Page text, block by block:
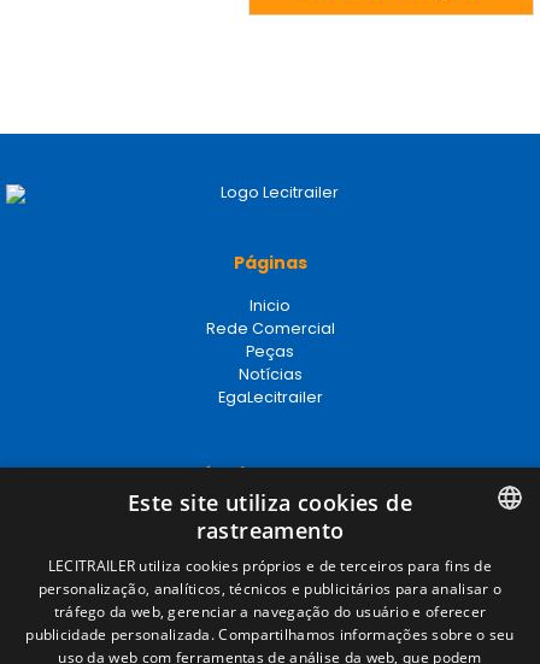
Páginas
Inicio
Rede Comercial
Peças
Notícias
EgaLecitrailer
Términos legales
Aviso legal
Política de privacidade
Política de cookies
Condições Gerais de Venda
Gerenciar cookies
SPANISH
ENGLISH
FRENCH
Este site utiliza cookies de
rastreamento
LECITRAILER utiliza cookies próprios e de terceiros para fins de
personalização, analíticos, técnicos e publicitários para analisar o
tráfego da web, gerenciar a navegação do usuário e oferecer
publicidade personalizada. Compartilhamos informações sobre o seu
uso da web com ferramentas de análise da web, que podem